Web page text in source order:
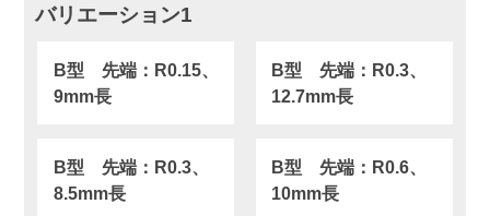
バリエーション1
B型 先端：R0.15、
9mm長
B型 先端：R0.3、
12.7mm長
B型 先端：R0.3、
8.5mm長
B型 先端：R0.6、
10mm長